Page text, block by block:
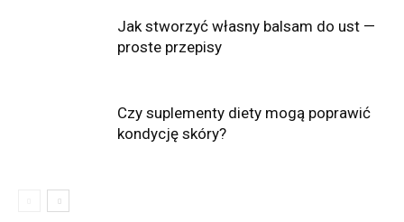
Jak stworzyć własny balsam do ust —
proste przepisy
Czy suplementy diety mogą poprawić
kondycję skóry?